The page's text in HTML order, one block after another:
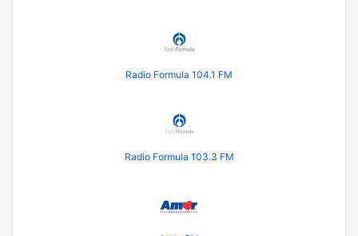
Radio Formula 104.1 FM
Radio Formula 103.3 FM